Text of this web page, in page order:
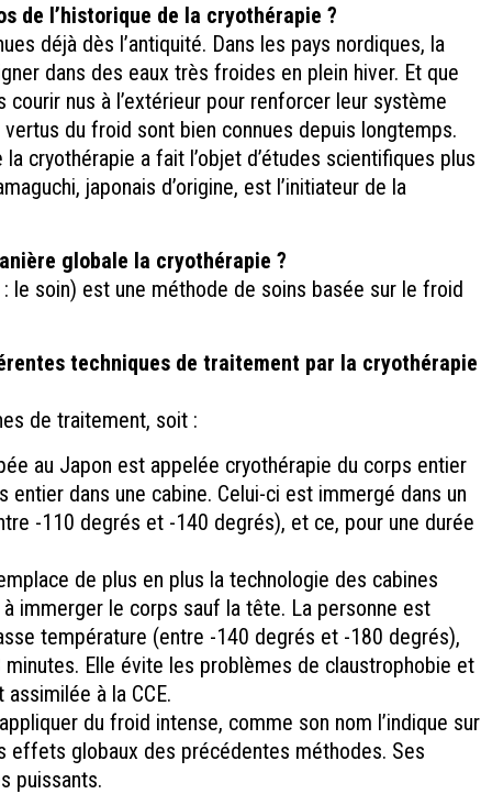
de l’historique de la cryothérapie ?
déjà dès l’antiquité. Dans les pays nordiques, la
dans des eaux très froides en plein hiver. Et que
nus à l’extérieur pour renforcer leur système
du froid sont bien connues depuis longtemps.
cryothérapie a fait l’objet d’études scientifiques plus
japonais d’origine, est l’initiateur de la
globale la cryothérapie ?
le soin) est une méthode de soins basée sur le froid
techniques de traitement par la cryothérapie
de traitement, soit :
au Japon est appelée cryothérapie du corps entier
entier dans une cabine. Celui-ci est immergé dans un
-110 degrés et -140 degrés), et ce, pour une durée
de plus en plus la technologie des cabines
immerger le corps sauf la tête. La personne est
température (entre -140 degrés et -180 degrés),
Elle évite les problèmes de claustrophobie et
à la CCE.
du froid intense, comme son nom l’indique sur
effets globaux des précédentes méthodes. Ses
puissants.